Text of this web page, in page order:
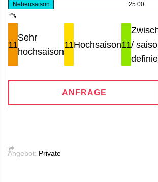
Nebensaison 25.00
11
Sehr
hochsaison
11Hochsaison11/
ANFRAGE
Angebot: Private